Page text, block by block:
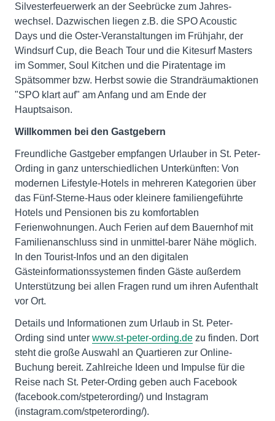
Silvesterfeuerwerk an der Seebrücke zum Jahres-
wechsel. Dazwischen liegen z.B. die SPO Acoustic
Days und die Oster-Veranstaltungen im Frühjahr, der
Windsurf Cup, die Beach Tour und die Kitesurf Masters
im Sommer, Soul Kitchen und die Piratentage im
Spätsommer bzw. Herbst sowie die Strandräumaktionen
"SPO klart auf" am Anfang und am Ende der
Hauptsaison.
Willkommen bei den Gastgebern
Freundliche Gastgeber empfangen Urlauber in St. Peter-
Ording in ganz unterschiedlichen Unterkünften: Von
modernen Lifestyle-Hotels in mehreren Kategorien über
das Fünf-Sterne-Haus oder kleinere familiengeführte
Hotels und Pensionen bis zu komfortablen
Ferienwohnungen. Auch Ferien auf dem Bauernhof mit
Familienanschluss sind in unmittel-barer Nähe möglich.
In den Tourist-Infos und an den digitalen
Gästeinformationssystemen finden Gäste außerdem
Unterstützung bei allen Fragen rund um ihren Aufenthalt
vor Ort.
Details und Informationen zum Urlaub in St. Peter-
Ording sind unter www.st-peter-ording.de zu finden. Dort
steht die große Auswahl an Quartieren zur Online-
Buchung bereit. Zahlreiche Ideen und Impulse für die
Reise nach St. Peter-Ording geben auch Facebook
(facebook.com/stpeterording/) und Instagram
(instagram.com/stpeterording/).